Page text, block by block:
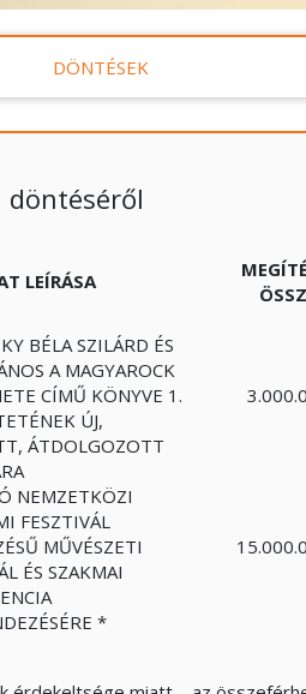
DÖNTÉSEK
döntéséről
LEÍRÁSA
BÉLA SZILÁRD ÉS
A MAGYAROCK
CÍMŰ KÖNYVE 1.
ÚJ,
ÁTDOLGOZOTT
NEMZETKÖZI
FESZTIVÁL
MŰVÉSZETI
ÉS SZAKMAI
*